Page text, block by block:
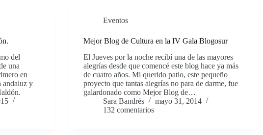
del
una
en
andaluz y
Eventos
Mejor Blog de Cultura en la IV Gala Blogosur
El Jueves por la noche recibí una de las mayores
alegrías desde que comencé este blog hace ya más
de cuatro años. Mi querido patio, este pequeño
proyecto que tantas alegrías no para de darme, fue
galardonado como Mejor Blog de…
Sara Bandrés
mayo 31, 2014
132 comentarios